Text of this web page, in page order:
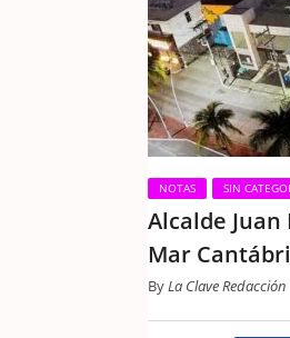
NOTAS SIN
Alcalde
Mar
ByLa Clave Redacción